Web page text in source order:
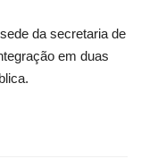
da secretaria de
em duas